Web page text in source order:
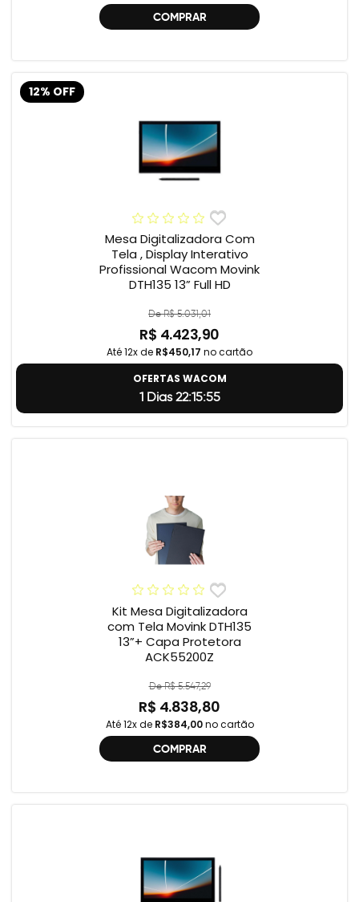
COMPRAR
12% OFF
Mesa Digitalizadora Com
Tela , Display Interativo
Profissional Wacom Movink
DTH135 13” Full HD
De R$ 5.031,01
R$ 4.423,90
Até 12x de R$450,17 no cartão
OFERTAS WACOM
1 Dias 22:15:55
Kit Mesa Digitalizadora
com Tela Movink DTH135
13”+ Capa Protetora
ACK55200Z
De R$ 5.547,29
R$ 4.838,80
Até 12x de R$384,00no cartão
COMPRAR